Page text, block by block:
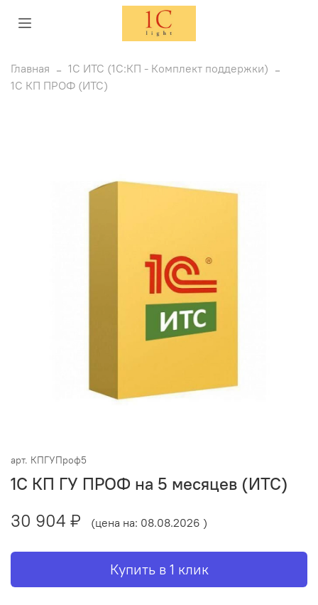
Главная
1C ИТС (1С:КП - Комплект поддержки)
1С КП ПРОФ (ИТС)
арт. КПГУПроф5
1С КП ГУ ПРОФ на 5 месяцев (ИТС)
30 904 ₽
(цена на: 08.08.2026 )
Купить в 1 клик